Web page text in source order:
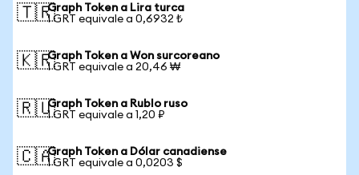
🇹🇷Graph Token a Lira turca
1 GRT equivale a 0,6932 ₺
🇰🇷Graph Token a Won surcoreano
1 GRT equivale a 20,46 ₩
🇷🇺Graph Token a Rublo ruso
1 GRT equivale a 1,20 ₽
🇨🇦Graph Token a Dólar canadiense
1 GRT equivale a 0,0203 $